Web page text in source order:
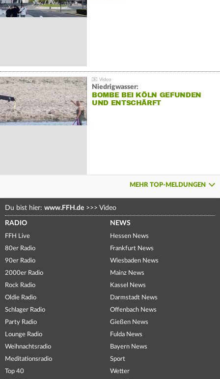
Niedrigwasser:
BOMBE BEI KÖLN GEFUNDEN
UND ENTSCHÄRFT
MEHR TOP-MELDUNGEN
Du bist hier: www.FFH.de >>> Video
RADIO
FFH Live
80er Radio
90er Radio
2000er Radio
Rock Radio
Oldie Radio
Schlager Radio
Party Radio
Lounge Radio
Weihnachtsradio
Meditationsradio
Top 40
NEWS
Hessen News
Frankfurt News
Wiesbaden News
Mainz News
Kassel News
Darmstadt News
Offenbach News
Gießen News
Fulda News
Bayern News
Sport
Wetter